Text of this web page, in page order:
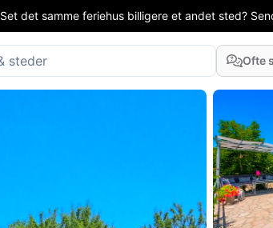
Set det samme feriehus billigere et andet sted?
Ofte